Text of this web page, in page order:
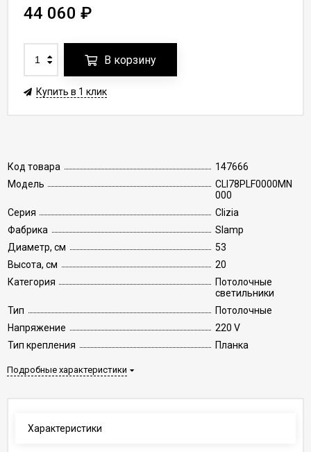
Код товара
147666
Модель
CLI78PLF0000MN
000
Серия
Clizia
Фабрика
Slamp
Диаметр, см
53
Высота, см
20
Категория
Потолочные
светильники
Тип
Потолочные
Напряжение
220 V
Тип крепления
Планка
Подробные характеристики
44 060 ₽
В корзину
Купить в 1 клик
Характеристики